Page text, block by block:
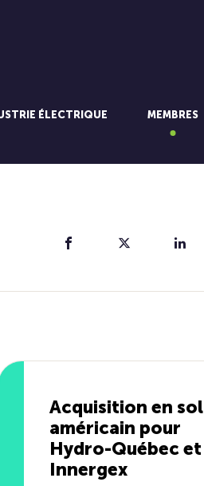
ÉLECTRIQUE MEMBRES
Acquisition en sol
américain pour
Hydro-Québec et
Innergex